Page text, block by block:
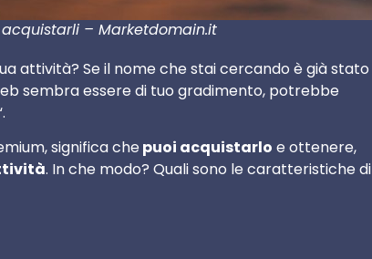
– Marketdomain.it
attività? Se il nome che stai cercando è già stato
sembra essere di tuo gradimento, potrebbe
significa che puoi acquistarlo e ottenere,
. In che modo? Quali sono le caratteristiche di